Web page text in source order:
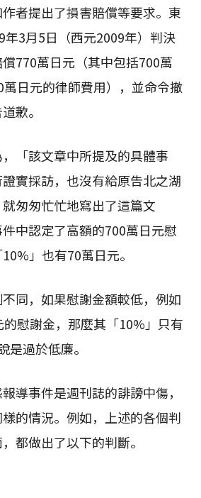
者提出了損害賠償等要求。東
年3月5日（西元2009年）判決
770萬日元（其中包括700萬
萬日元的律師費用），並命令撤
歉。
「該文章中所提及的具體事
實採訪，也沒有給原告北之湖
匆匆忙忙地寫出了這篇文
中認定了高額的700萬日元慰
」也有70萬日元。
同，如果慰謝金額較低，例如
慰謝金，那麼其「10%」只有
是過於低廉。
導事件是週刊誌的誹謗中傷，
的情況。例如，上述的各個判
都做出了以下的判斷。